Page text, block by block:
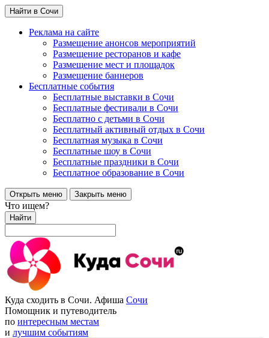
Найти в Сочи
Реклама на сайте
Размещение анонсов мероприятий
Размещение ресторанов и кафе
Размещение мест и площадок
Размещение баннеров
Бесплатные события
Бесплатные выставки в Сочи
Бесплатные фестивали в Сочи
Бесплатно с детьми в Сочи
Бесплатный активный отдых в Сочи
Бесплатная музыка в Сочи
Бесплатные шоу в Сочи
Бесплатные праздники в Сочи
Бесплатное образование в Сочи
Открыть меню Закрыть меню
Что ищем?
Найти
Куда сходить в Сочи. Афиша Сочи
Помощник и путеводитель
по интересным местам
и лучшим событиям